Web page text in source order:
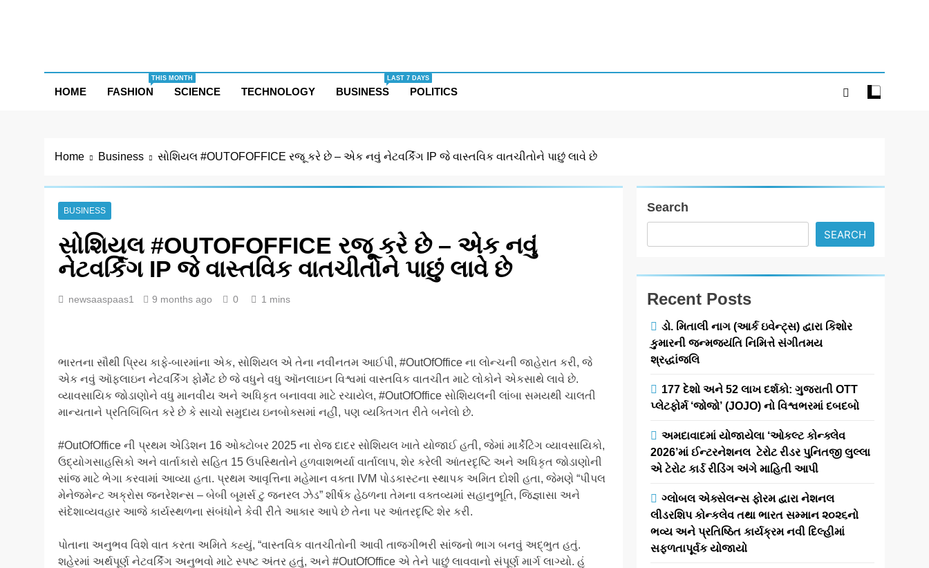
HOME FASHION
THIS MONTH
SCIENCE TECHNOLOGY BUSINESS
LAST 7 DAYS
POLITICS
Home Business સોશિયલ #OUTOFOFFICE રજૂ કરે છે – એક નવું નેટવર્કિંગ IP જે વાસ્તવિક વાતચીતોને પાછું લાવે છે
BUSINESS
સોશિયલ #OUTOFOFFICE રજૂ કરે છે – એક નવું
નેટવર્કિંગ IP જે વાસ્તવિક વાતચીતોને પાછું લાવે છે
newsaaspaas1 9 months ago 0 1 mins
ભારતના સૌથી પ્રિય કાફે-બારમાંના એક, સોશિયલ એ તેના નવીનતમ આઈપી, #OutOfOffice ના લોન્ચની જાહેરાત કરી, જે
એક નવું ઑફલાઇન નેટવર્કિંગ ફોર્મેટ છે જે વધુને વધુ ઑનલાઇન વિશ્વમાં વાસ્તવિક વાતચીત માટે લોકોને એકસાથે લાવે છે.
વ્યાવસાયિક જોડાણોને વધુ માનવીય અને અધિકૃત બનાવવા માટે રચાયેલ, #OutOfOffice સોશિયલની લાંબા સમયથી ચાલતી
માન્યતાને પ્રતિબિંબિત કરે છે કે સાચો સમુદાય ઇનબોક્સમાં નહીં, પણ વ્યક્તિગત રીતે બનેલો છે.
#OutOfOffice ની પ્રથમ એડિશન 16 ઓક્ટોબર 2025 ના રોજ દાદર સોશિયલ ખાતે યોજાઈ હતી, જેમાં માર્કેટિંગ વ્યાવસાયિકો,
ઉદ્યોગસાહસિકો અને વાર્તાકારો સહિત 15 ઉપસ્થિતોને હળવાશભર્યા વાર્તાલાપ, શેર કરેલી આંતરદૃષ્ટિ અને અધિકૃત જોડાણોની
સાંજ માટે ભેગા કરવામાં આવ્યા હતા. પ્રથમ આવૃત્તિના મહેમાન વક્તા IVM પોડકાસ્ટના સ્થાપક અમિત દોશી હતા, જેમણે “પીપલ
મેનેજમેન્ટ અક્રોસ જનરેશન્સ – બેબી બૂમર્સ ટુ જનરલ ઝેડ” શીર્ષક હેઠળના તેમના વક્તવ્યમાં સહાનુભૂતિ, જિજ્ઞાસા અને
સંદેશાવ્યવહાર આજે કાર્યસ્થળના સંબંધોને કેવી રીતે આકાર આપે છે તેના પર આંતરદૃષ્ટિ શેર કરી.
પોતાના અનુભવ વિશે વાત કરતા અમિતે કહ્યું, “વાસ્તવિક વાતચીતોની આવી તાજગીભરી સાંજનો ભાગ બનવું અદ્ભુત હતું.
શહેરમાં અર્થપૂર્ણ નેટવર્કિંગ અનુભવો માટે સ્પષ્ટ અંતર હતું, અને #OutOfOffice એ તેને પાછું લાવવાનો સંપૂર્ણ માર્ગ લાગ્યો. હું
Search
SEARCH
Recent Posts
ડો. મિતાલી નાગ (આર્ક ઇવેન્ટ્સ) દ્વારા કિશોર
કુમારની જન્મજયંતિ નિમિત્તે સંગીતમય
શ્રદ્ધાંજલિ
177 દેશો અને 52 લાખ દર્શકો: ગુજરાતી OTT
પ્લેટફોર્મ ‘જોજો’ (JOJO) નો વિશ્વભરમાં દબદબો
અમદાવાદમાં યોજાયેલા ‘ઓકલ્ટ કોન્ક્લેવ
2026’માં ઈન્ટરનેશનલ ટેરોટ રીડર પુનિતજી લુલ્લા
એ ટેરોટ કાર્ડ રીડિંગ અંગે માહિતી આપી
ગ્લોબલ એક્સેલન્સ ફોરમ દ્વારા નેશનલ
લીડરશિપ કોન્કલેવ તથા ભારત સમ્માન ૨૦૨૬નો
ભવ્ય અને પ્રતિષ્ઠિત કાર્યક્રમ નવી દિલ્હીમાં
સફળતાપૂર્વક યોજાયો